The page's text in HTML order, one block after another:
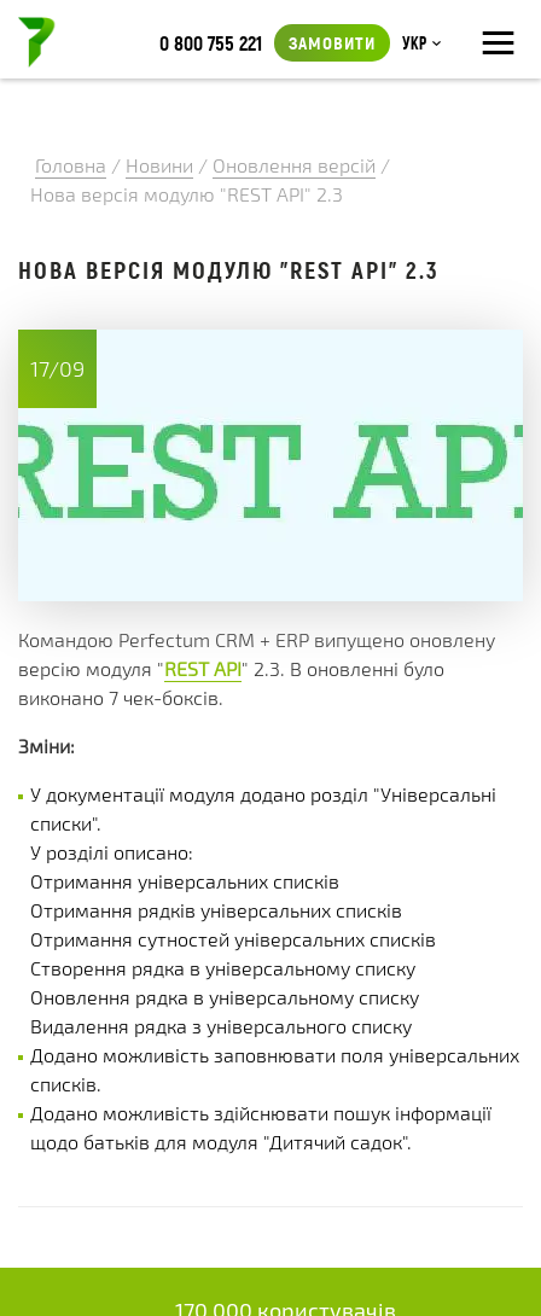
≡
0 800 755 221 ЗАМОВИТИ Укр
Головна / Новини / Оновлення версій /
Нова версія модулю "REST API" 2.3
НОВА ВЕРСІЯ МОДУЛЮ "REST API" 2.3
17/09
Командою Perfectum CRM + ERP випущено оновлену
версію модуля "REST API" 2.3. В оновленні було
виконано 7 чек-боксів.
Зміни:
У документації модуля додано розділ "Універсальні
списки".
У розділі описано:
Отримання універсальних списків
Отримання рядків універсальних списків
Отримання сутностей універсальних списків
Створення рядка в універсальному списку
Оновлення рядка в універсальному списку
Видалення рядка з універсального списку
Додано можливість заповнювати поля універсальних
списків.
Додано можливість здійснювати пошук інформації
щодо батьків для модуля "Дитячий садок".
170 000 користувачів